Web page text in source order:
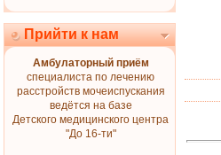
Прийти к нам
Амбулаторный приём
специалиста по лечению
расстройств мочеиспускания
ведётся на базе
Детского медицинского центра
"До 16-ти"